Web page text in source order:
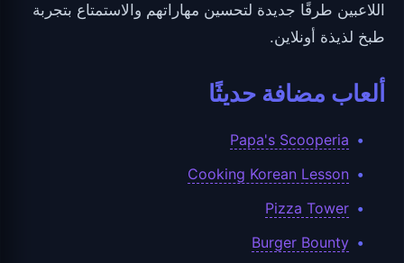
اللاعبين طرقًا جديدة لتحسين مهاراتهم والاستمتاع بتجربة
طبخ لذيذة أونلاين.
ألعاب مضافة حديثًا
Papa's Scooperia
Cooking Korean Lesson
Pizza Tower
Burger Bounty